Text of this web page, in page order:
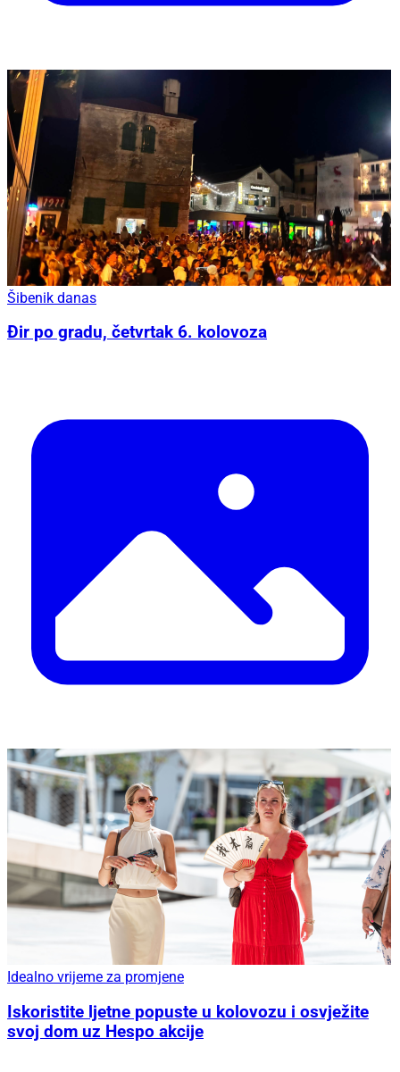
Šibenik danas
Đir po gradu, četvrtak 6. kolovoza
Idealno vrijeme za promjene
Iskoristite ljetne popuste u kolovozu i osvježite
svoj dom uz Hespo akcije